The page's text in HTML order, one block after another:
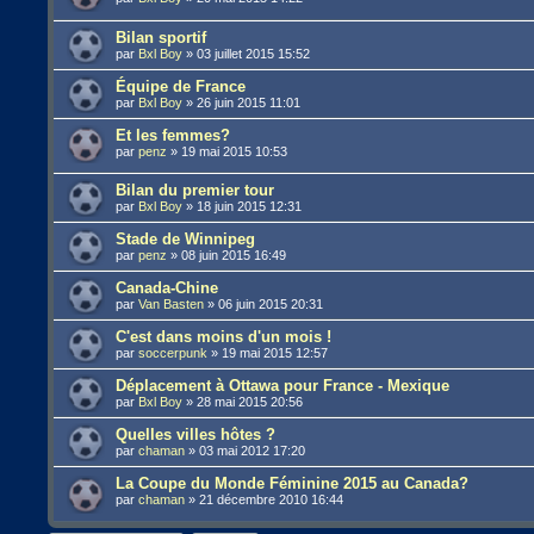
Bilan sportif
par Bxl Boy »03 juillet 2015 15:52
Équipe de France
par Bxl Boy »26 juin 2015 11:01
Et les femmes?
parpenz » 19 mai 2015 10:53
Bilan du premier tour
par Bxl Boy » 18 juin 2015 12:31
Stade de Winnipeg
parpenz »08 juin 2015 16:49
Canada-Chine
parVan Basten »06 juin 2015 20:31
C'est dans moins d'un mois !
parsoccerpunk » 19 mai 2015 12:57
Déplacement à Ottawa pour France - Mexique
par Bxl Boy »28 mai 2015 20:56
Quelles villes hôtes ?
parchaman »03 mai 2012 17:20
La Coupe du Monde Féminine 2015 au Canada?
parchaman »21 décembre 2010 16:44